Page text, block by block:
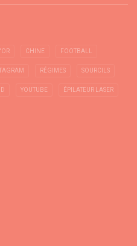
CHINE FOOTBALL
RÉGIMES SOURCILS
YOUTUBE ÉPILATEUR LASER